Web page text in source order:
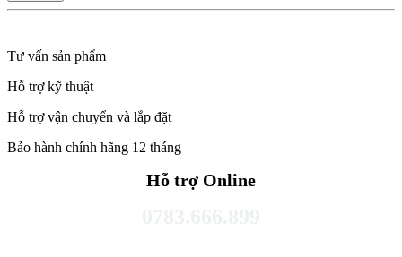
Tư vấn sản phẩm
Hỗ trợ kỹ thuật
Hỗ trợ vận chuyển và lắp đặt
Bảo hành chính hãng 12 tháng
Hỗ trợ Online